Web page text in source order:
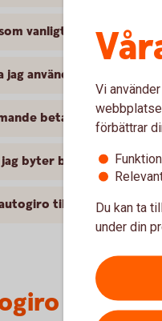
vanligt?
använda?
betalningar via
byter bank men vill ha
till ett
Vi
förbättrar
Du kan ta
under din